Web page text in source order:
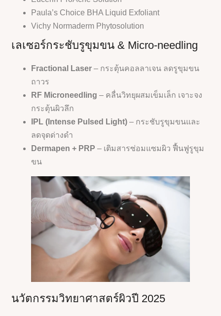
Paula’s Choice BHA Liquid Exfoliant
Vichy Normaderm Phytosolution
เลเซอร์กระชับรูขุมขน & Micro-needling
Fractional Laser – กระตุ้นคอลลาเจน ลดรูขุมขน
ถาวร
RF Microneedling – คลื่นวิทยุผสมเข็มเล็ก เจาะจง
กระตุ้นผิวลึก
IPL (Intense Pulsed Light) – กระชับรูขุมขนและ
ลดจุดด่างดำ
Dermapen + PRP – เติมสารซ่อมแซมผิว ฟื้นฟูรูขุม
ขน
นวัตกรรมวิทยาศาสตร์ผิวปี 2025